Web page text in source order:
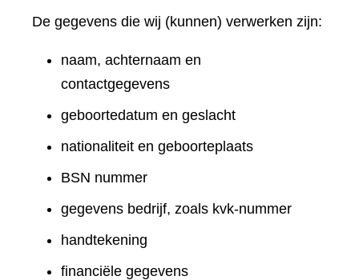
De gegevens die wij (kunnen) verwerken zijn:
naam, achternaam en
contactgegevens
geboortedatum en geslacht
nationaliteit en geboorteplaats
BSN nummer
gegevens bedrijf, zoals kvk-nummer
handtekening
financiële gegevens